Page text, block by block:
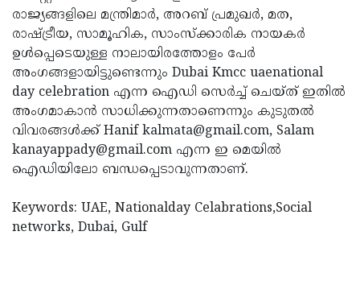
Updates
Assembly
Polls
Kerala
Local
Body
Look
Back
2025
രാജ്യങ്ങളിലെ മന്ത്രിമാര്‍, അറബ് പ്രമുഖര്‍, മത,
രാഷ്ട്രീയ, സാമൂഹിക, സാംസ്‌ക്കാരിക നായകര്‍
ഉള്‍പ്പെടെയുള്ള നാലായിരത്തോളം പേര്‍
അംഗങ്ങളായിട്ടുണ്ടെന്നും Dubai Kmcc uaenational
day celebration എന്ന ഐഡി സെര്‍ച്ച് ചെയ്ത് ഇതില്‍
അംഗമാകാന്‍ സാധിക്കുന്നതാണെന്നും കുടുതല്‍
വിവരങ്ങള്‍ക്ക് Hanif kalmata@gmail.com, Salam
kanayappady@gmail.com എന്ന ഇ മെയില്‍
ഐഡിയിലോ ബന്ധപ്പെടാവുന്നതാണ്.
Keywords: UAE, Nationalday Celabrations,Social
networks, Dubai, Gulf